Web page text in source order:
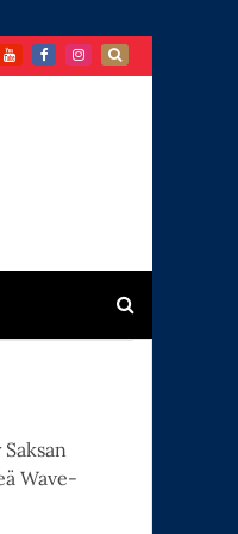
Wave-